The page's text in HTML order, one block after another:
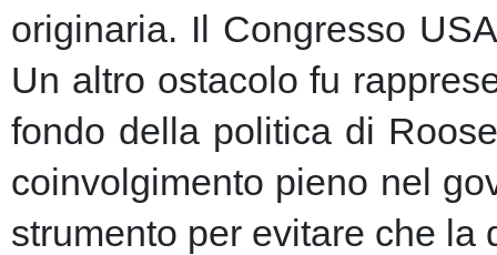
originaria. Il Congresso
Un altro ostacolo fu
fondo della politica di
coinvolgimento pieno nel
strumento per evitare che